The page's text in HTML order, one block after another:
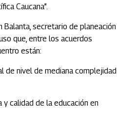
Caucana”.
Balanta, secretario de planeación
que, entre los acuerdos
están:
de nivel de mediana complejidad
calidad de la educación en